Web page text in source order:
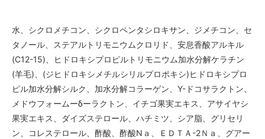
水、シクロメチコン、シクロペンタシロキサン、ジメチコン、セ
タノール、ステアルトリモニウムクロリド、安息香酸アルキル
(C12-15)、ヒドロキシプロピルトリモニウム加水分解ケラチン
(羊毛)、(ジヒドロキシメチルシリルプロポキシ)ヒドロキシプロ
ピル加水分解シルク、加水分解コラーゲン、Y-ドコサラクトン、
メドウフォームーδーラクトン、イチゴ果実エキス、アサイヤシ
果実エキス、ダイズステロール、ハチミツ、シア脂、グリセリ
ン、コレステロール、酢酸、酢酸Nａ、ＥＤＴＡ-2Ｎａ、グアー